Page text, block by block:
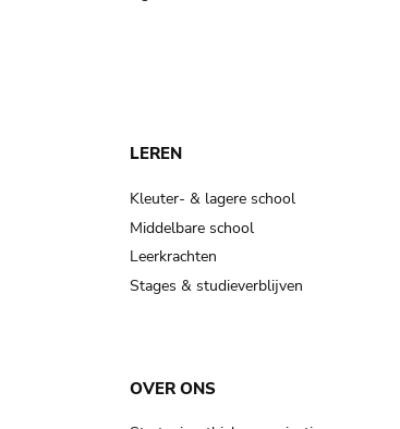
LEREN
Kleuter- & lagere school
Middelbare school
Leerkrachten
Stages & studieverblijven
OVER ONS